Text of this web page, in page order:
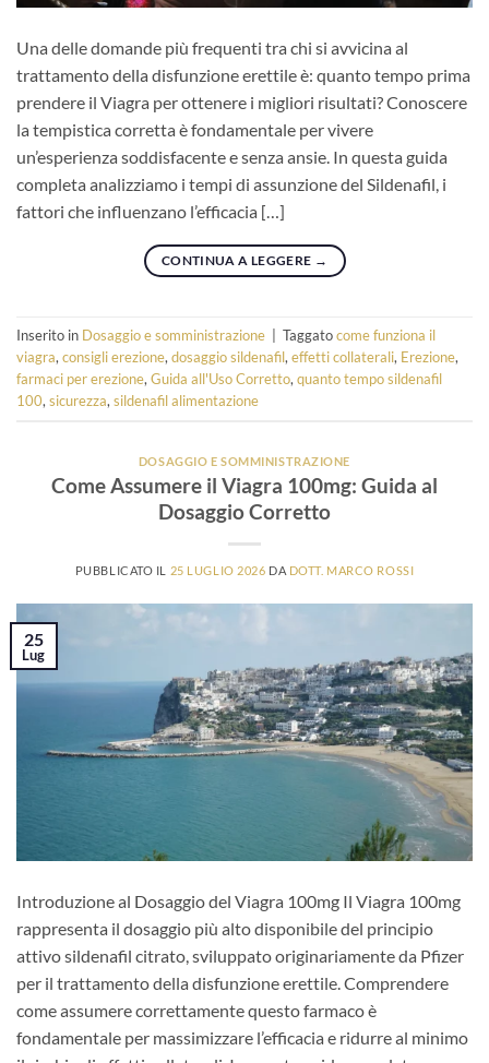
Una delle domande più frequenti tra chi si avvicina al
trattamento della disfunzione erettile è: quanto tempo prima
prendere il Viagra per ottenere i migliori risultati? Conoscere
la tempistica corretta è fondamentale per vivere
un’esperienza soddisfacente e senza ansie. In questa guida
completa analizziamo i tempi di assunzione del Sildenafil, i
fattori che influenzano l’efficacia […]
CONTINUA A LEGGERE →
Inserito in Dosaggio e somministrazione Taggatocome funziona il
viagra, consigli erezione, dosaggio sildenafil, effetti collaterali, Erezione,
farmaci per erezione, Guida all'Uso Corretto, quanto tempo sildenafil
100, sicurezza, sildenafil alimentazione
DOSAGGIO E SOMMINISTRAZIONE
Come Assumere il Viagra 100mg: Guida al
Dosaggio Corretto
PUBBLICATO IL 25 LUGLIO 2026 DA DOTT. MARCO ROSSI
25
Lug
Introduzione al Dosaggio del Viagra 100mg Il Viagra 100mg
rappresenta il dosaggio più alto disponibile del principio
attivo sildenafil citrato, sviluppato originariamente da Pfizer
per il trattamento della disfunzione erettile. Comprendere
come assumere correttamente questo farmaco è
fondamentale per massimizzare l’efficacia e ridurre al minimo